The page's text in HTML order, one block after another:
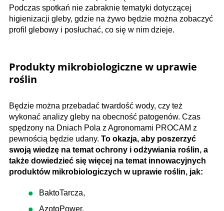
Podczas spotkań nie zabraknie tematyki dotyczącej
higienizacji gleby, gdzie na żywo będzie można zobaczyć
profil glebowy i posłuchać, co się w nim dzieje.
Produkty mikrobiologiczne w uprawie
roślin
Będzie można przebadać twardość wody, czy też
wykonać analizy gleby na obecność patogenów. Czas
spędzony na Dniach Pola z Agronomami PROCAM z
pewnością będzie udany. To okazja, aby poszerzyć
swoją wiedzę na temat ochrony i odżywiania roślin, a
także dowiedzieć się więcej na temat innowacyjnych
produktów mikrobiologiczych w uprawie roślin, jak:
BaktoTarcza,
AzotoPower,